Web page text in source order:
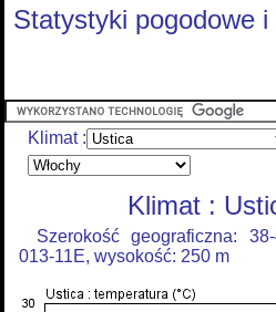
Statystyki pogodowe
Klimat :
Klimat :
Szerokość geograficzna:
013-11E, wysokość: 250 m